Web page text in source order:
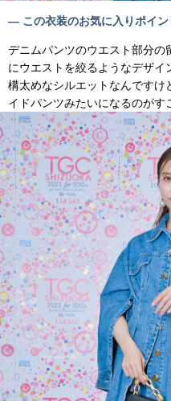
— この衣装のお気に入りポイン
デニムパンツのウエスト部分の
にウエストを絞るようなデザ
構太めなシルエットなんですけ
イドパンツみたいになるのがす